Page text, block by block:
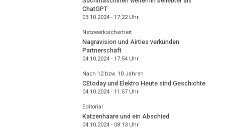
ChatGPT
03.10.2024 - 17:22Uhr
Netzwerksicherheit
Nagravision und Airties verkünden
Partnerschaft
04.10.2024 - 17:54Uhr
Nach 12 bzw. 10 Jahren
CEtoday und Elektro Heute sind Geschichte
04.10.2024 - 11:57Uhr
Editorial
Katzenhaare und ein Abschied
04.10.2024 - 08:13Uhr